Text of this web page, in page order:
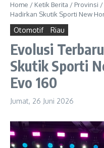
Home / Ketik Berita / Provinsi /
Hadirkan Skutik Sporti New
Otomotif Riau
Evolusi
Skutik Sporti
Evo 160
Jumat, 26 Juni 2026